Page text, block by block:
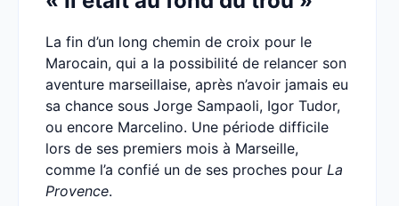
La fin d’un long chemin de croix pour le
Marocain, qui a la possibilité de relancer son
aventure marseillaise, après n’avoir jamais eu
sa chance sous Jorge Sampaoli, Igor Tudor,
ou encore Marcelino. Une période difficile
lors de ses premiers mois à Marseille,
comme l’a confié un de ses proches pour La
Provence.